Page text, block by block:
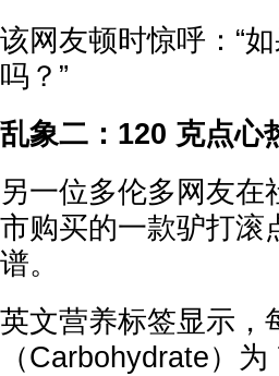
该网友顿时惊呼：“
吗？”
乱象二：120 克点心
另一位多伦多网友
市购买的一款驴打滚
谱。
英文营养标签显示，
（Carbohydrate）